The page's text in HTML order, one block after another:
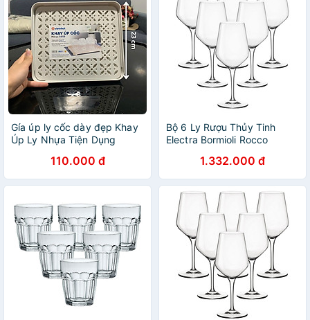
Gía úp ly cốc dày đẹp Khay
Úp Ly Nhựa Tiện Dụng
110.000 đ
Bộ 6 Ly Rượu Thủy Tinh
Electra Bormioli Rocco
1.332.000 đ